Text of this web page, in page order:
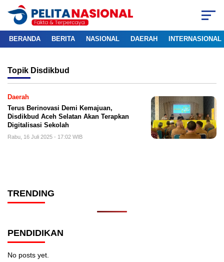
BERANDA BERITA NASIONAL DAERAH INTERNASIONAL
Topik Disdikbud
Daerah
Terus Berinovasi Demi Kemajuan,
Disdikbud Aceh Selatan Akan Terapkan
Digitalisasi Sekolah
Rabu, 16 Juli 2025 - 17:02 WIB
TRENDING
PENDIDIKAN
No posts yet.